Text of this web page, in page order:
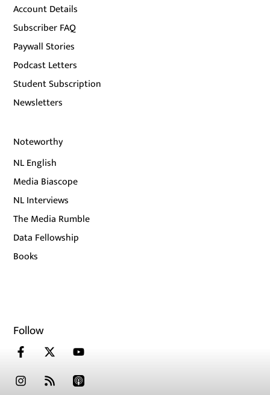
Account Details
Subscriber FAQ
Paywall Stories
Podcast Letters
Student Subscription
Newsletters
Noteworthy
NL English
Media Biascope
NL Interviews
The Media Rumble
Data Fellowship
Books
Follow